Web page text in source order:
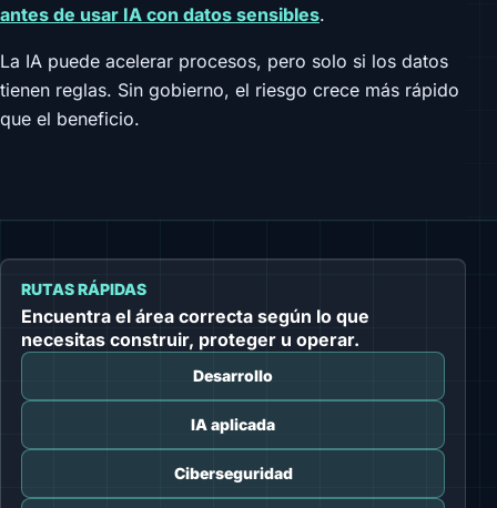
antes de usar IA con datos sensibles.
La IA puede acelerar procesos, pero solo si los datos
tienen reglas. Sin gobierno, el riesgo crece más rápido
que el beneficio.
RUTAS RÁPIDAS
Encuentra el área correcta según lo que
necesitas construir, proteger u operar.
Desarrollo
IA aplicada
Ciberseguridad